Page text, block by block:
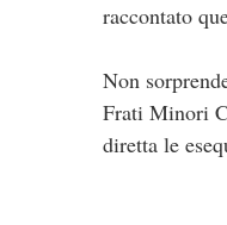
raccontato
Non
Frati Minori
diretta le